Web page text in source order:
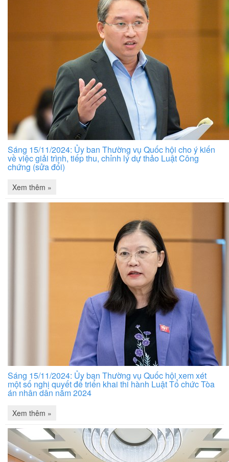
Sáng 15/11/2024: Ủy ban Thường vụ Quốc hội cho ý kiến
về việc giải trình, tiếp thu, chỉnh lý dự thảo Luật Công
chứng (sửa đổi)
Xem thêm »
Sáng 15/11/2024: Ủy ban Thường vụ Quốc hội xem xét
một số nghị quyết để triển khai thi hành Luật Tổ chức Tòa
án nhân dân năm 2024
Xem thêm »